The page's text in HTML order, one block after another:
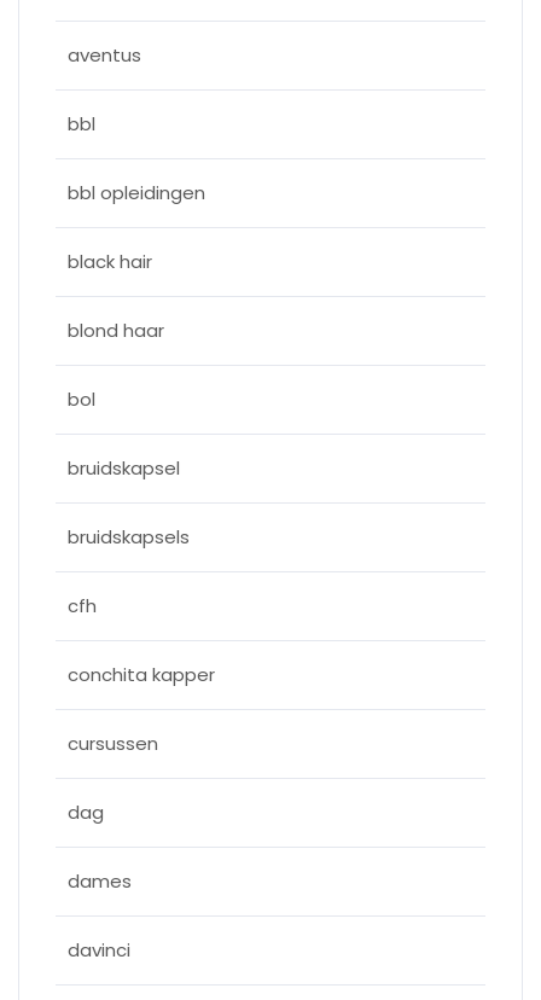
aventus
bbl
bbl opleidingen
black hair
blond haar
bol
bruidskapsel
bruidskapsels
cfh
conchita kapper
cursussen
dag
dames
davinci